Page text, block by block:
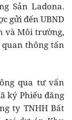
Sản Ladona.
gửi đến UBND
và Môi trường,
quan thông tấn
qua tư vấn
ký Phiếu đăng
ty TNHH Bất